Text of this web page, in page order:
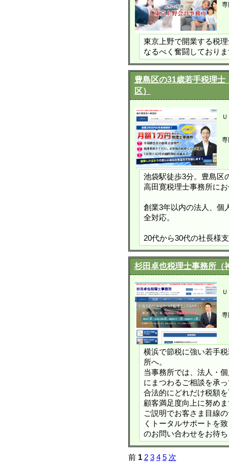
専
東京上野で開業する税
なるべく奮闘しており
豊島区の31歳若手税理
区）
専
池袋駅徒歩3分。豊島区
高田寛税理士事務所に
創業3年以内の法人、個
全対応。
20代から30代の社長様
杉田卓也税理士事務所（
専
横浜で節税に強い若手
所へ。
当事務所では、法人・
にまつわるご相談を承
合法的にどれだけ税額
顧客満足度向上に努め
ご説明でお客さま目線
くトータルサポートを
のお問い合わせをお待
前 1 2 3 4 5 次